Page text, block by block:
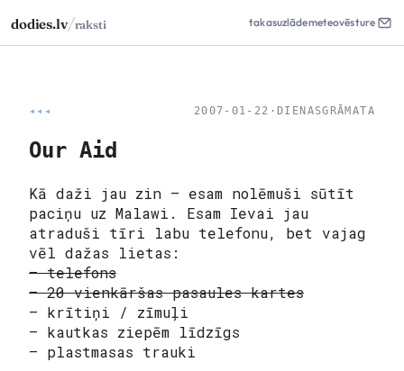
dodies.lv/raksti takasuzlādemeteovēsture
◂◂◂ 2007-01-22 · DIENASGRĀMATA
Our Aid
Kā daži jau zin – esam nolēmuši sūtīt
paciņu uz Malawi. Esam Ievai jau
atraduši tīri labu telefonu, bet vajag
vēl dažas lietas:
– telefons
– 20 vienkāršas pasaules kartes
– krītiņi / zīmuļi
– kautkas ziepēm līdzīgs
– plastmasas trauki